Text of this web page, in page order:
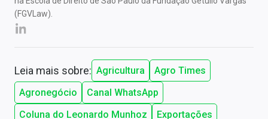
(FGVLaw).
Leia mais sobre: Agricultura
Agro Times
Agronegócio
Canal WhatsApp
Coluna do Leonardo Munhoz
Exportações